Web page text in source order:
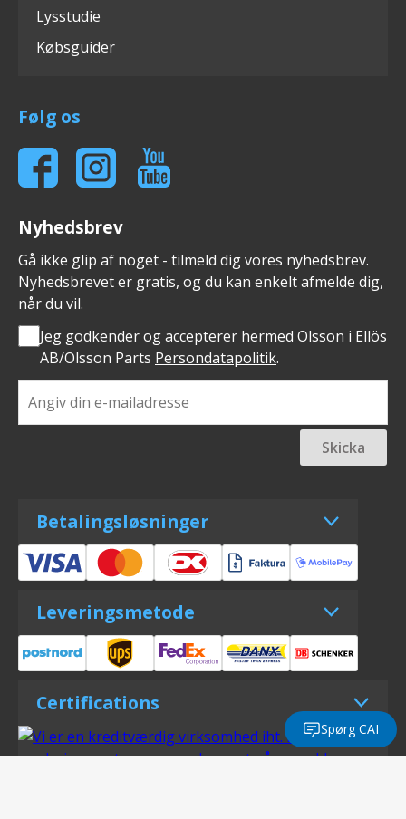
Lysstudie
Købsguider
Følg os
Nyhedsbrev
Gå ikke glip af noget - tilmeld dig vores nyhedsbrev.
Nyhedsbrevet er gratis, og du kan enkelt afmelde dig,
når du vil.
Jeg godkender og accepterer hermed Olsson i Ellös
AB/Olsson Parts Persondatapolitik.
Skicka
Betalingsløsninger
Leveringsmetode
Certifications
Spørg CAI